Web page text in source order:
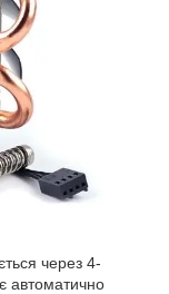
через 4-
автоматично